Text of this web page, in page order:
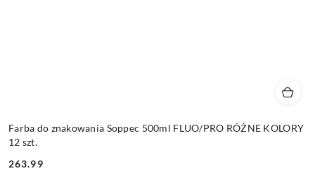
Farba do znakowania Soppec 500ml FLUO/PRO RÓŻNE KOLORY
12 szt.
263.99